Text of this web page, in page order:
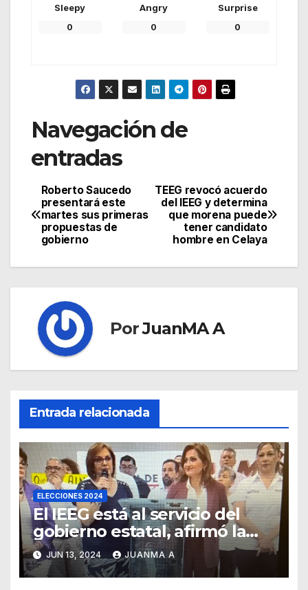
Sleepy
0
Angry
0
Surprise
0
Navegación de
entradas
TEEG revocó acuerdo
del IEEG y determina
que morena puede
tener candidato
hombre en Celaya
Roberto Saucedo
presentará este
martes sus primeras
propuestas de
gobierno
PorJuanMA A
Entrada relacionada
ELECCIONES 2024
El IEEG está al servicio del
gobierno estatal, afirmó la
Senadora Malú Micher
JUN 13, 2024 JUANMA A